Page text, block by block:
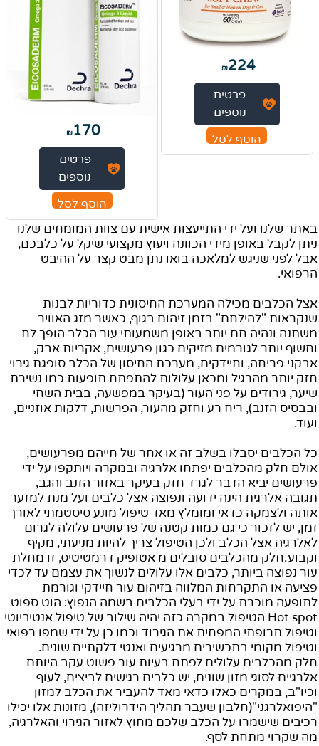
₪224
פרטים
נוספים
הוסף לסל
₪170
פרטים
נוספים
הוסף לסל
באתר שלנו ועל ידי התייעצות אישית עם צוות המומחים שלנו
ניתן לקבל באופן מידי הכוונה ויעוץ מקצועי שיקל על כלבכם,
אבל לפני שניגש למלאכה בואו נתן מבט קצר על ההיבט
הרפואי.
אצל הכלבים מכילה המערכת החיסונית כדוריות לבנות
שנקראות "להילחם" בזמן זיהום בגוף, כאשר מזג האוויר
משתנה ונהיה חם יותר באופן משמעותי עור הכלב הופך לח
וחשוף יותר לגורמים מזיקים כגון פרעושים, אקריות אבק,
אבקני פריחה, וחיידקים, מערכת החיסון של הכלב סופגת גירוי
חזק יותר מהרגיל ומכאן עלולות להתפתח תופעות כמו נשירת
שיער, גירודים על פני העור (בעיקר במפשעה, בבית השחי
ובבסיס הזנב), ריח רע וחזק מהעור, הפרשות, דלקות אוזניים,
ועוד.
כל הכלבים יסבלו בשלב זה או אחר של חייהם מפרעושים,
אולם חלק מהכלבים יפתחו אלרגיה ובמקרה ויותקפו על ידי
פרעושים יביא הדבר לגרד חזק בעיקר באזור הזנב והגב,
תגובה אלרגית הינה ידועה ונפוצה אצל כלבים ועל מנת למזער
אותה ולצמקה כדאי ומומלץ מאד טיפול מונע סיסטמתי לאורך
זמן, יש לזכור כי גם כמות קטנה של פרעושים עלולה לגרום
לאלרגיה אצל הכלב ולכן הטיפול צריך להיות מניעתי, מקיף
וקבוע.חלק מהכלבים סובלים מ אטופיק דרמטיטיס, זו מחלת
עור נפוצה ביותר, כלבים אלו עלולים לנשוך את עצמם עד לכדי
פציעה או התקרחות המלווה בזיהום עור חיידקי וגורמת
לתופעה מוכרת על ידי בעלי הכלבים בשמה הנפוץ: הוט ספוט
Hot spot הטיפול במקרה כזה יהיה שילוב של טיפול אנטיביוטי
וטיפול תרופתי המפחית את הגירוד וכמו כן על ידי שמפו רפואי
וטיפול מקומי בתכשירים מרגיעים ואנטי דלקתיים שונים.
חלק מהכלבים עלולים לפתח בעיות עור פשוט עקב היותם
אלרגיים לסוגי מזון שונים, יש כלבים רגישים לביצים, לעוף
וכיו"ב, במקרים כאלו כדאי מאד להעביר את הכלב למזון
"היפואלרגני"(חלבון שעבר תהליך הידרוליזה), מזונות אלו יכילו
רכיבים שישמרו על הכלב שלכם מחוץ לאזור הגירוי והאלרגיה,
מה שקרוי מתחת לסף.